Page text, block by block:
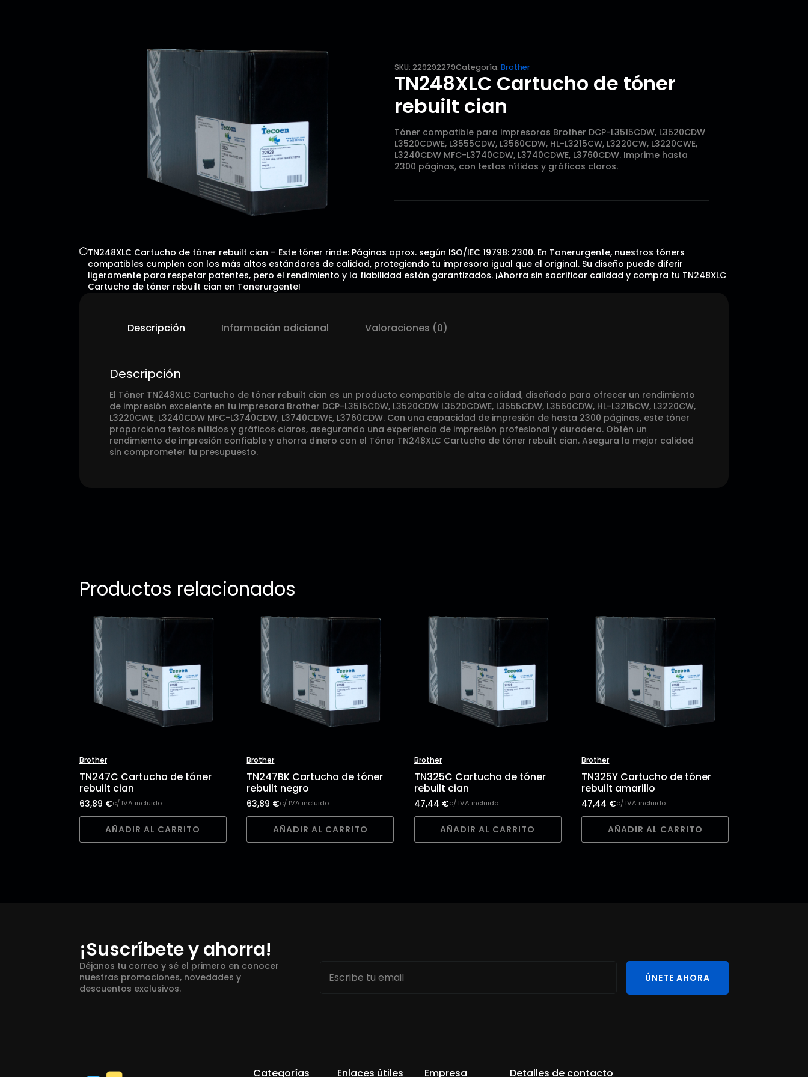
SKU: 229292279Categoría: Brother
TN248XLC Cartucho de tóner
rebuilt cian
Tóner compatible para impresoras Brother DCP-L3515CDW, L3520CDW
L3520CDWE, L3555CDW, L3560CDW, HL-L3215CW, L3220CW, L3220CWE,
L3240CDW MFC-L3740CDW, L3740CDWE, L3760CDW. Imprime hasta
2300 páginas, con textos nítidos y gráficos claros.
TN248XLC Cartucho de tóner rebuilt cian – Este tóner rinde: Páginas aprox. según ISO/IEC 19798: 2300. En Tonerurgente, nuestros tóners
compatibles cumplen con los más altos estándares de calidad, protegiendo tu impresora igual que el original. Su diseño puede diferir
ligeramente para respetar patentes, pero el rendimiento y la fiabilidad están garantizados. ¡Ahorra sin sacrificar calidad y compra tu TN248XLC
Cartucho de tóner rebuilt cian en Tonerurgente!
Descripción Información adicional Valoraciones (0)
Descripción
El Tóner TN248XLC Cartucho de tóner rebuilt cian es un producto compatible de alta calidad, diseñado para ofrecer un rendimiento
de impresión excelente en tu impresora Brother DCP-L3515CDW, L3520CDW L3520CDWE, L3555CDW, L3560CDW, HL-L3215CW, L3220CW,
L3220CWE, L3240CDW MFC-L3740CDW, L3740CDWE, L3760CDW. Con una capacidad de impresión de hasta 2300 páginas, este tóner
proporciona textos nítidos y gráficos claros, asegurando una experiencia de impresión profesional y duradera. Obtén un
rendimiento de impresión confiable y ahorra dinero con el Tóner TN248XLC Cartucho de tóner rebuilt cian. Asegura la mejor calidad
sin comprometer tu presupuesto.
Productos relacionados
Brother
TN247C Cartucho de tóner
rebuilt cian
63,89 €c/ IVA incluido
AÑADIR AL CARRITO
Brother
TN247BK Cartucho de tóner
rebuilt negro
63,89 €c/ IVA incluido
AÑADIR AL CARRITO
Brother
TN325C Cartucho de tóner
rebuilt cian
47,44 €c/ IVA incluido
AÑADIR AL CARRITO
Brother
TN325Y Cartucho de tóner
rebuilt amarillo
47,44 €c/ IVA incluido
AÑADIR AL CARRITO
¡Suscríbete y ahorra!
Déjanos tu correo y sé el primero en conocer
nuestras promociones, novedades y
descuentos exclusivos.
ÚNETE AHORA
Categorías Enlaces útiles Empresa Detalles de contacto